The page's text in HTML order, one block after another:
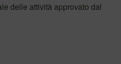
delle attività approvato dal